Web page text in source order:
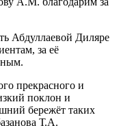
Абдуллаевой Диляре
за её
прекрасного и
поклон и
бережёт таких
Т.А.